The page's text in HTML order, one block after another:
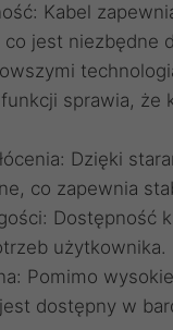
Kabel
jest niezbędne
sprawia, że
Dzięki
co zapewnia
Dostępność
użytkownika.
Pomimo
dostępny w